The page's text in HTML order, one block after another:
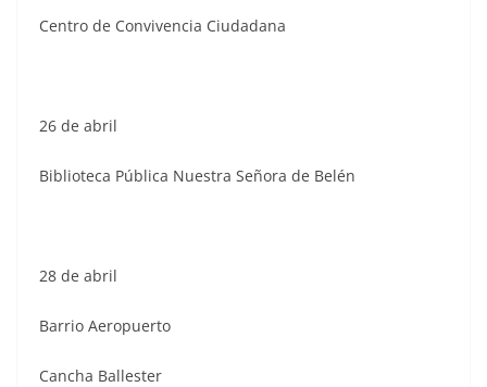
Centro de Convivencia Ciudadana
26 de abril
Biblioteca Pública Nuestra Señora de Belén
28 de abril
Barrio Aeropuerto
Cancha Ballester